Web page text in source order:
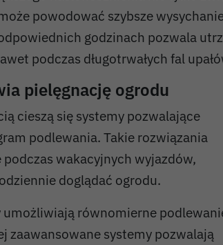
powodować szybsze
godzinach pozwala
podczas długotrwałych fal
pielęgnację ogrodu
cieszą się systemy pozwalające
podlewania. Takie rozwiązania
wakacyjnych wyjazdów,
doglądać ogrodu.
umożliwiają równomierne
zaawansowane systemy pozwalają